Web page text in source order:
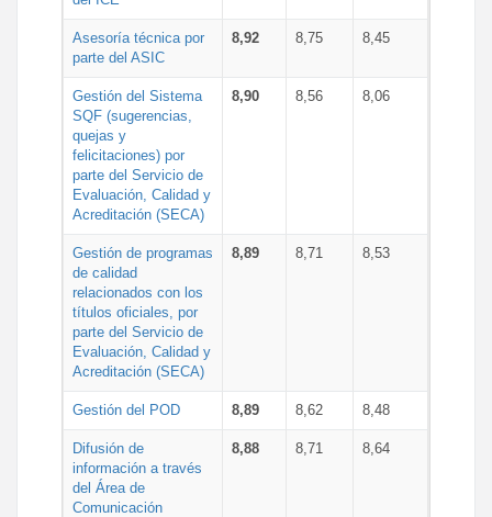
Asesoría técnica por
parte del ASIC
8,92 8,75 8,45
Gestión del Sistema
SQF (sugerencias,
quejas y
felicitaciones) por
parte del Servicio de
Evaluación, Calidad y
Acreditación (SECA)
8,90 8,56 8,06
Gestión de programas
de calidad
relacionados con los
títulos oficiales, por
parte del Servicio de
Evaluación, Calidad y
Acreditación (SECA)
8,89 8,71 8,53
Gestión del POD 8,89 8,62 8,48
Difusión de
información a través
del Área de
Comunicación
8,88 8,71 8,64